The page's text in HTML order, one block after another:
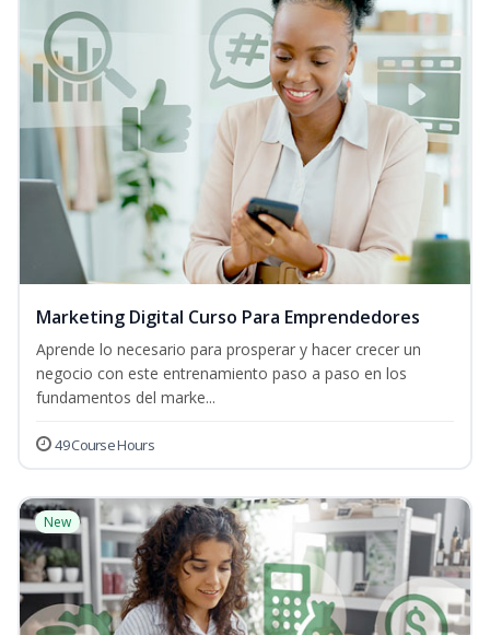
Marketing Digital Curso Para Emprendedores
Aprende lo necesario para prosperar y hacer crecer un
negocio con este entrenamiento paso a paso en los
fundamentos del marke...
49 Course Hours
New